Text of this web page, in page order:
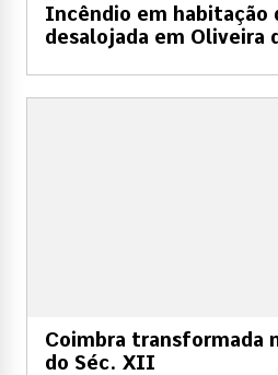
Incêndio em habitação
desalojada em Oliveira
Coimbra transformada
do Séc. XII